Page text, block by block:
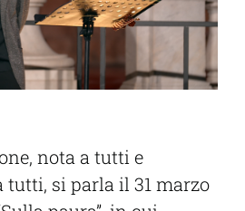
nota a tutti e
tutti, si parla il 31 marzo